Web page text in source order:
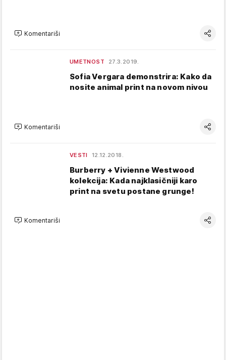
Komentariši
UMETNOST 27.3.2019.
Sofia Vergara demonstrira: Kako da
nosite animal print na novom nivou
Komentariši
VESTI 12.12.2018.
Burberry + Vivienne Westwood
kolekcija: Kada najklasičniji karo
print na svetu postane grunge!
Komentariši